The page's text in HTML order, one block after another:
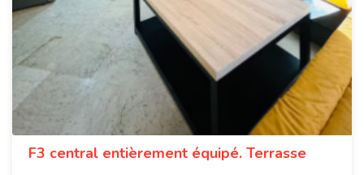
F3 central entièrement équipé. Terrasse